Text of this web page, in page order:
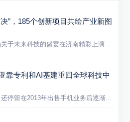
”，185个创新项目共绘产业新图
泉城五月，群贤毕至，一场关于未来科技的盛宴在济南精彩上演。5...
靠专利和AI基建重回全球科技中
停留在2013年出售手机业务后逐渐...